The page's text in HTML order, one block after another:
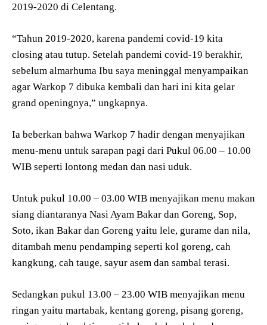
2019-2020 di Celentang.
“Tahun 2019-2020, karena pandemi covid-19 kita
closing atau tutup. Setelah pandemi covid-19 berakhir,
sebelum almarhuma Ibu saya meninggal menyampaikan
agar Warkop 7 dibuka kembali dan hari ini kita gelar
grand openingnya,” ungkapnya.
Ia beberkan bahwa Warkop 7 hadir dengan menyajikan
menu-menu untuk sarapan pagi dari Pukul 06.00 – 10.00
WIB seperti lontong medan dan nasi uduk.
Untuk pukul 10.00 – 03.00 WIB menyajikan menu makan
siang diantaranya Nasi Ayam Bakar dan Goreng, Sop,
Soto, ikan Bakar dan Goreng yaitu lele, gurame dan nila,
ditambah menu pendamping seperti kol goreng, cah
kangkung, cah tauge, sayur asem dan sambal terasi.
Sedangkan pukul 13.00 – 23.00 WIB menyajikan menu
ringan yaitu martabak, kentang goreng, pisang goreng,